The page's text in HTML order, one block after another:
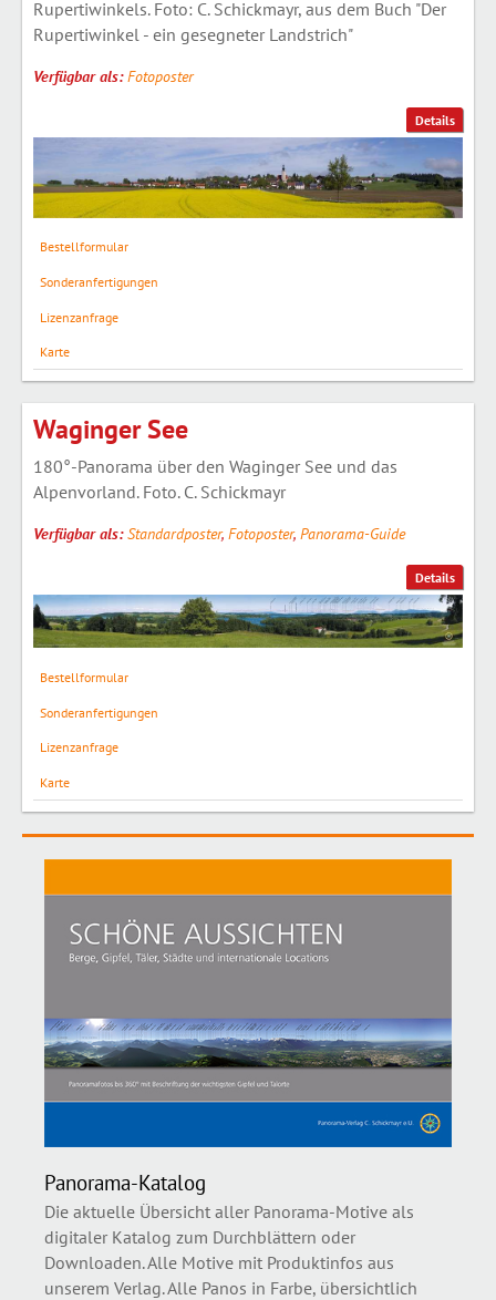
Details
Rupertiwinkels. Foto: C. Schickmayr, aus dem Buch "Der
Rupertiwinkel - ein gesegneter Landstrich"
Verfügbar als:Fotoposter
Bestellformular
Sonderanfertigungen
Lizenzanfrage
Karte
Details
Waginger See
180°-Panorama über den Waginger See und das
Alpenvorland. Foto. C. Schickmayr
Verfügbar als:Standardposter, Fotoposter, Panorama-Guide
Bestellformular
Sonderanfertigungen
Lizenzanfrage
Karte
Panorama-Katalog
Die aktuelle Übersicht aller Panorama-Motive als
digitaler Katalog zum Durchblättern oder
Downloaden. Alle Motive mit Produktinfos aus
unserem Verlag. Alle Panos in Farbe, übersichtlich